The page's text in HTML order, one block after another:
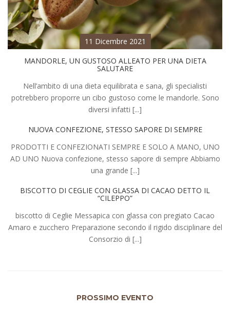
11 Dicembre 2021
MANDORLE, UN GUSTOSO ALLEATO PER UNA DIETA
SALUTARE
Nell’ambito di una dieta equilibrata e sana, gli specialisti
potrebbero proporre un cibo gustoso come le mandorle. Sono
diversi infatti [...]
NUOVA CONFEZIONE, STESSO SAPORE DI SEMPRE
PRODOTTI E CONFEZIONATI SEMPRE E SOLO A MANO, UNO
AD UNO Nuova confezione, stesso sapore di sempre Abbiamo
una grande [...]
BISCOTTO DI CEGLIE CON GLASSA DI CACAO DETTO IL
“CILEPPO”
biscotto di Ceglie Messapica con glassa con pregiato Cacao
Amaro e zucchero Preparazione secondo il rigido disciplinare del
Consorzio di [...]
PROSSIMO EVENTO